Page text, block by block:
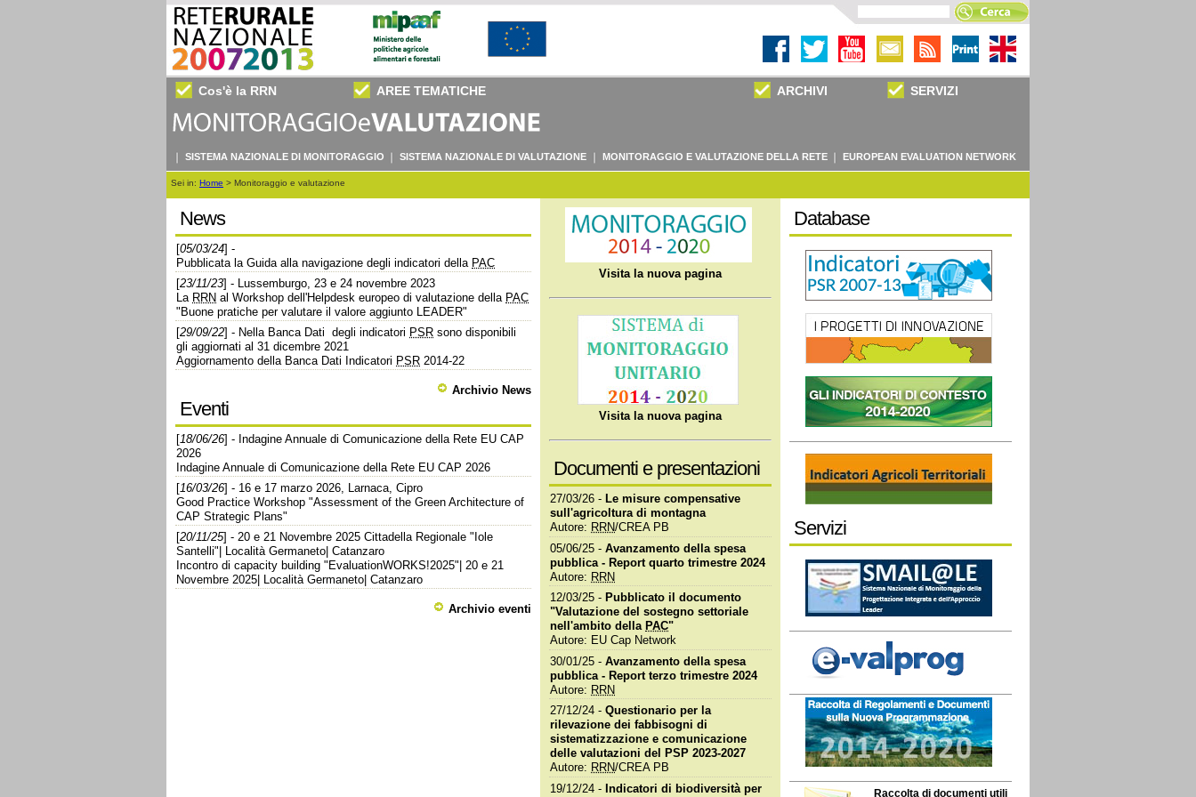
Cos'è la RRN AREE TEMATICHE ARCHIVI SERVIZI
SISTEMA NAZIONALE DI MONITORAGGIO SISTEMA NAZIONALE DI VALUTAZIONE MONITORAGGIO E VALUTAZIONE DELLA RETE EUROPEAN EVALUATION NETWORK
Sei in: Home > Monitoraggio e valutazione
News
[05/03/24] -
Pubblicata la Guida alla navigazione degli indicatori della PAC
[23/11/23] - Lussemburgo, 23 e 24 novembre 2023
La RRN al Workshop dell'Helpdesk europeo di valutazione della PAC
"Buone pratiche per valutare il valore aggiunto LEADER"
[29/09/22] - Nella Banca Dati degli indicatori PSR sono disponibili
gli aggiornati al 31 dicembre 2021
Aggiornamento della Banca Dati Indicatori PSR 2014-22
Archivio News
Eventi
[18/06/26] - Indagine Annuale di Comunicazione della Rete EU CAP
2026
Indagine Annuale di Comunicazione della Rete EU CAP 2026
[16/03/26] - 16 e 17 marzo 2026, Larnaca, Cipro
Good Practice Workshop "Assessment of the Green Architecture of
CAP Strategic Plans"
[20/11/25] - 20 e 21 Novembre 2025 Cittadella Regionale "Iole
Santelli"| Località Germaneto| Catanzaro
Incontro di capacity building "EvaluationWORKS!2025"| 20 e 21
Novembre 2025| Località Germaneto| Catanzaro
Archivio eventi
Visita la nuova pagina
Visita la nuova pagina
Documenti e presentazioni
27/03/26 - Le misure compensative
sull'agricoltura di montagna
Autore: RRN/CREA PB
05/06/25 - Avanzamento della spesa
pubblica - Report quarto trimestre 2024
Autore: RRN
12/03/25 - Pubblicato il documento
"Valutazione del sostegno settoriale
nell'ambito della PAC"
Autore: EU Cap Network
30/01/25 - Avanzamento della spesa
pubblica - Report terzo trimestre 2024
Autore: RRN
27/12/24 - Questionario per la
rilevazione dei fabbisogni di
sistematizzazione e comunicazione
delle valutazioni del PSP 2023-2027
Autore: RRN/CREA PB
19/12/24 - Indicatori di biodiversità per
Database
Servizi
Raccolta di documenti utili